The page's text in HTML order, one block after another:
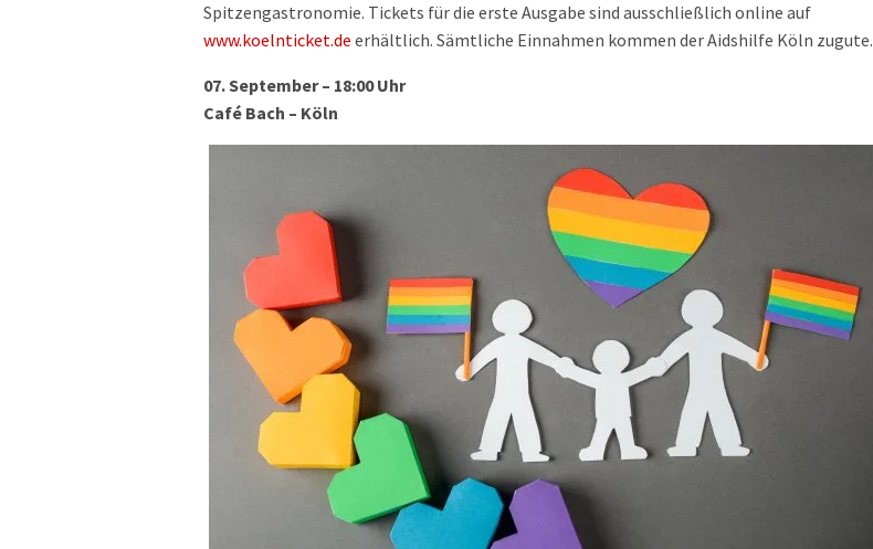
Spitzengastronomie. Tickets für die erste Ausgabe sind ausschließlich online auf
www.koelnticket.de erhältlich. Sämtliche Einnahmen kommen der Aidshilfe Köln zugute.
07. September – 18:00 Uhr
Café Bach – Köln